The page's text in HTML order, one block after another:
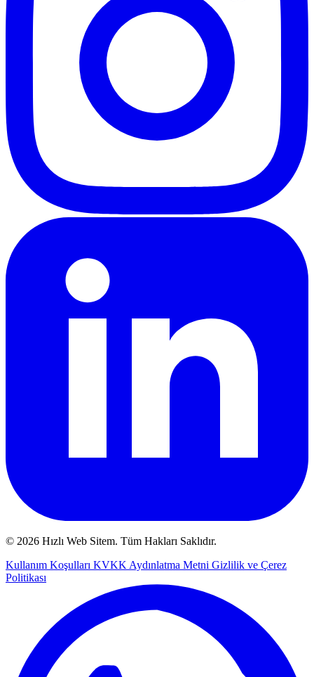
© 2026 Hızlı Web Sitem. Tüm Hakları Saklıdır.
Kullanım Koşulları KVKK Aydınlatma Metni Gizlilik ve Çerez
Politikası